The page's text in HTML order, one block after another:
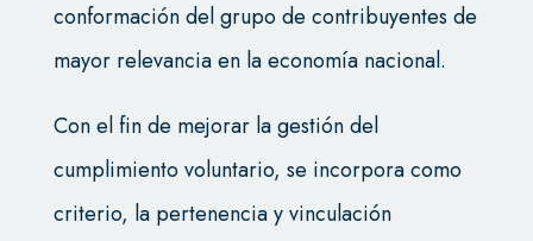
conformación del grupo de contribuyentes de
mayor relevancia en la economía nacional.
Con el fin de mejorar la gestión del
cumplimiento voluntario, se incorpora como
criterio, la pertenencia y vinculación